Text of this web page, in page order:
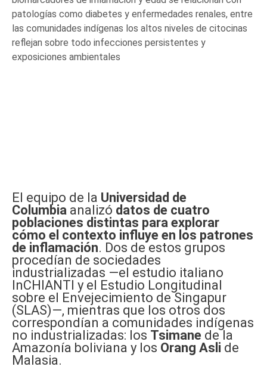
patologías como diabetes y enfermedades renales, entre
las comunidades indígenas los altos niveles de citocinas
reflejan sobre todo infecciones persistentes y
exposiciones ambientales
El equipo de la Universidad de
Columbia analizó datos de cuatro
poblaciones distintas para explorar
cómo el contexto influye en los patrones
de inflamación. Dos de estos grupos
procedían de sociedades
industrializadas —el estudio italiano
InCHIANTI y el Estudio Longitudinal
sobre el Envejecimiento de Singapur
(SLAS)—, mientras que los otros dos
correspondían a comunidades indígenas
no industrializadas: los Tsimane de la
Amazonía boliviana y los Orang Asli de
Malasia.